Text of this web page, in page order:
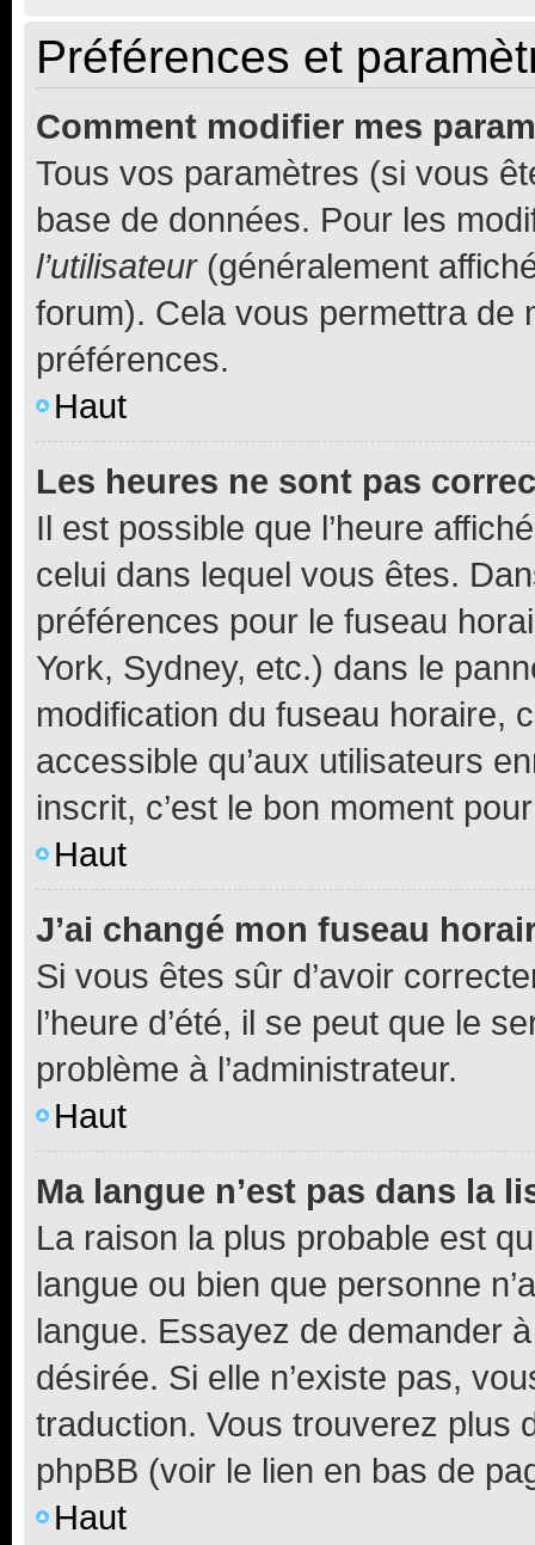
Préférences et
Comment modifier mes
Tous vos paramètres (si vous
base de données. Pour les
l’utilisateur(généralement
forum). Cela vous permettra de
préférences.
Haut
Les heures ne sont pas
Il est possible que l’heure
celui dans lequel vous êtes.
préférences pour le fuseau
York, Sydney, etc.) dans le
modification du fuseau horaire,
accessible qu’aux utilisateurs
inscrit, c’est le bon moment
Haut
J’ai changé mon fuseau
Si vous êtes sûr d’avoir
l’heure d’été, il se peut que le
problème à l’administrateur.
Haut
Ma langue n’est pas dans la
La raison la plus probable est
langue ou bien que personne
langue. Essayez de demander
désirée. Si elle n’existe pas,
traduction. Vous trouverez plus
phpBB (voir le lien en bas de
Haut